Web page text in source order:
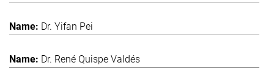
Dr. Yifan Pei
Dr. René Quispe Valdés